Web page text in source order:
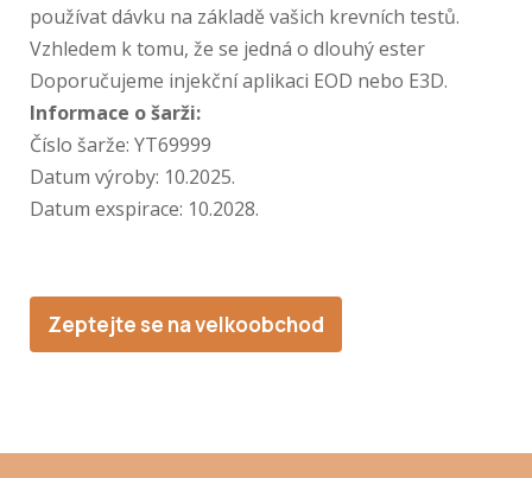
používat dávku na základě vašich krevních testů.
Vzhledem k tomu, že se jedná o dlouhý ester
Doporučujeme injekční aplikaci EOD nebo E3D.
Informace o šarži:
Číslo šarže: YT69999
Datum výroby: 10.2025.
Datum exspirace: 10.2028.
Zeptejte se na velkoobchod